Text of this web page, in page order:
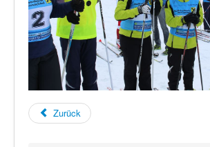
Zurück